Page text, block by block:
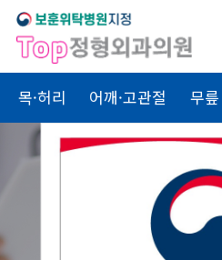
목·허리 어깨·고관절 무릎
관절치료
내 가